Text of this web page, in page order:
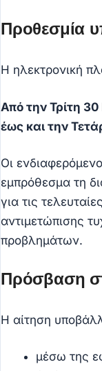
Προθεσμία
Η ηλεκτρονική
Από την Τρίτη
έως και την
Οι
εμπρόθεσμα τη
για τις
αντιμετώπισης
προβλημάτων.
Πρόσβαση
Η αίτηση
μέσω της